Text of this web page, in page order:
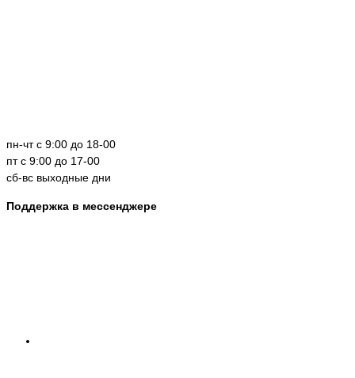
пн-чт с 9:00 до 18-00
пт с 9:00 до 17-00
сб-вс выходные дни
Поддержка в мессенджере